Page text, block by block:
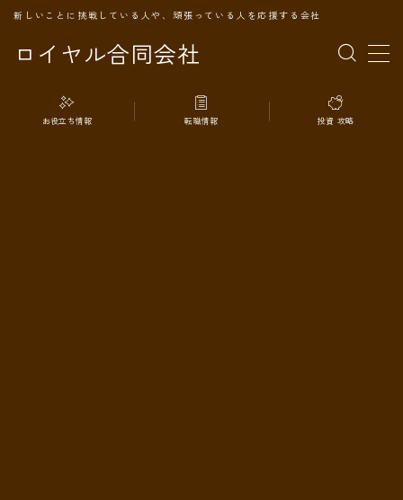
ロイヤル合同会社
新しいことに挑戦している人や、頑張っている人を応援する会社
MENU
TOPページ
お役立ち情報 転職情報 投資 攻略